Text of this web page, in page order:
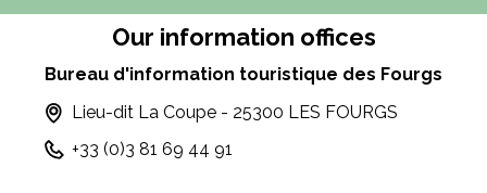
Our information offices
Bureau d'information touristique des Fourgs
Lieu-dit La Coupe - 25300 LES FOURGS
+33 (0)3 81 69 44 91